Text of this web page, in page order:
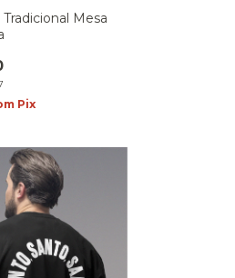
Mesa
Pix